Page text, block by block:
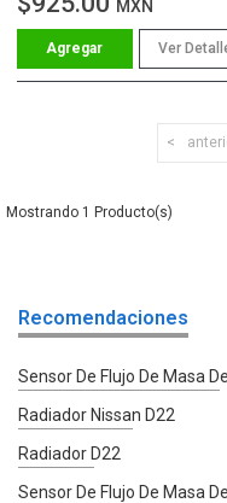
MXN
Ver
1
Recomendaciones
Sensor De Flujo De Masa
Radiador Nissan D22
Radiador D22
Sensor De Flujo De Masa